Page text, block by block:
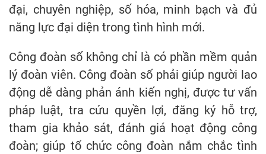
đại, chuyên nghiệp, số hóa, minh bạch và đủ
năng lực đại diện trong tình hình mới.
Công đoàn số không chỉ là có phần mềm quản
lý đoàn viên. Công đoàn số phải giúp người lao
động dễ dàng phản ánh kiến nghị, được tư vấn
pháp luật, tra cứu quyền lợi, đăng ký hỗ trợ,
tham gia khảo sát, đánh giá hoạt động công
đoàn; giúp tổ chức công đoàn nắm chắc tình